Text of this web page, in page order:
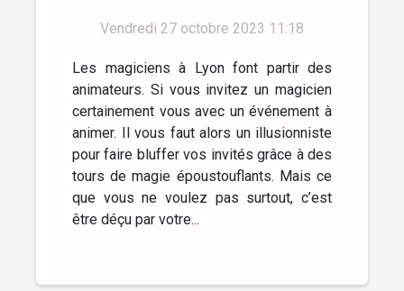
Vendredi 27 octobre 2023 11:18
Les magiciens à Lyon font partir des
animateurs. Si vous invitez un magicien
certainement vous avec un événement à
animer. Il vous faut alors un illusionniste
pour faire bluffer vos invités grâce à des
tours de magie époustouflants. Mais ce
que vous ne voulez pas surtout, c’est
être déçu par votre...